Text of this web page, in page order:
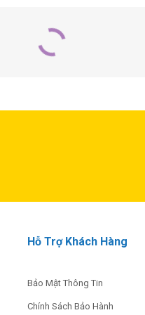
Hỗ Trợ Khách Hàng
Bảo Mật Thông Tin
Chính Sách Bảo Hành